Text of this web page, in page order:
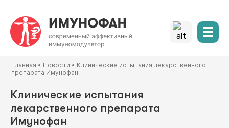
Главная • Новости • Клинические испытания лекарственного
препарата Имунофан
Клинические испытания
лекарственного препарата
Имунофан